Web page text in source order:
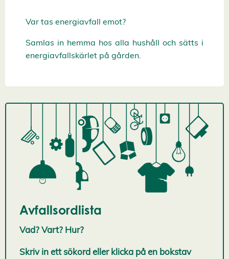
Var tas energiavfall emot?
Samlas in hemma hos alla hushåll och sätts i
energiavfallskärlet på gården.
Avfallsordlista
Vad? Vart? Hur?
Skriv in ett sökord eller klicka på en bokstav